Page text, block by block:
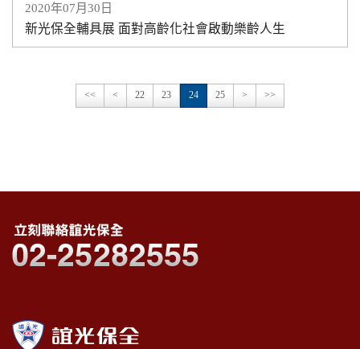
2020年07月30日
新光保全輔具展 面對高齡化社會啟動樂齡人生
<< < 22 23 24 25 > >>